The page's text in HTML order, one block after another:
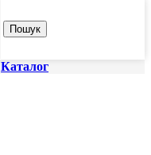
Пошук
Каталог